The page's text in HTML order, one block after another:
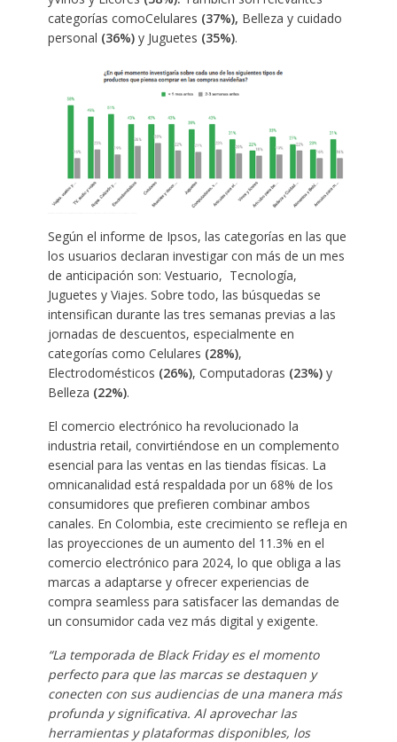
categorías comoCelulares (37%), Belleza y cuidado
personal (36%) y Juguetes (35%).
Según el informe de Ipsos, las categorías en las que
los usuarios declaran investigar con más de un mes
de anticipación son: Vestuario, Tecnología,
Juguetes y Viajes. Sobre todo, las búsquedas se
intensifican durante las tres semanas previas a las
jornadas de descuentos, especialmente en
categorías como Celulares (28%),
Electrodomésticos (26%), Computadoras (23%)y
Belleza (22%).
El comercio electrónico ha revolucionado la
industria retail, convirtiéndose en un complemento
esencial para las ventas en las tiendas físicas. La
omnicanalidad está respaldada por un 68% de los
consumidores que prefieren combinar ambos
canales. En Colombia, este crecimiento se refleja en
las proyecciones de un aumento del 11.3% en el
comercio electrónico para 2024, lo que obliga a las
marcas a adaptarse y ofrecer experiencias de
compra seamless para satisfacer las demandas de
un consumidor cada vez más digital y exigente.
“La temporada de Black Friday es el momento
perfecto para que las marcas se destaquen y
conecten con sus audiencias de una manera más
profunda y significativa. Al aprovechar las
herramientas y plataformas disponibles, los